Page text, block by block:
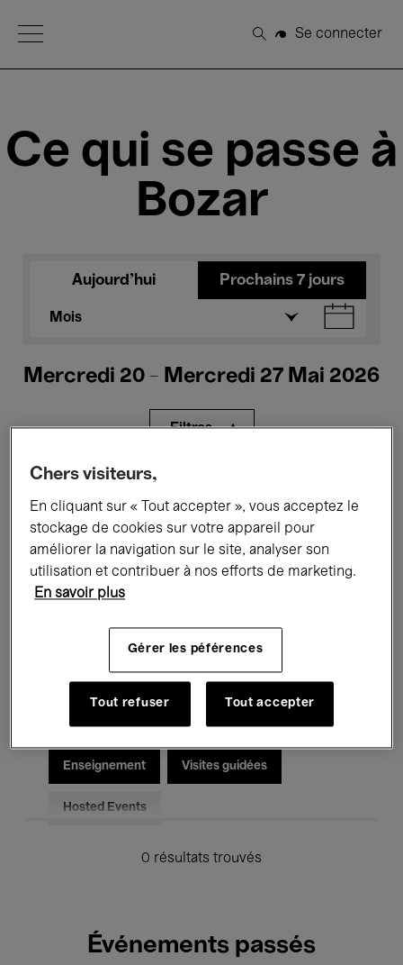
Open Menu
Rechercher
Se connecter
Ce qui se passe à
Bozar
Aujourd'hui Prochains 7 jours
Mois
Mercredi 20 - Mercredi 27 Mai 2026
Filtres
Expositions Films Performances
Rencontres & Débats Jazz
Musique électronique
Pour tous Kids’ Palace
Enseignement Visites guidées
Hosted Events
0 résultats trouvés
Événements passés
Chers visiteurs,
En cliquant sur « Tout accepter », vous acceptez le
stockage de cookies sur votre appareil pour
améliorer la navigation sur le site, analyser son
utilisation et contribuer à nos efforts de marketing.
En savoir plus
Gérer les péférences
Tout refuser Tout accepter